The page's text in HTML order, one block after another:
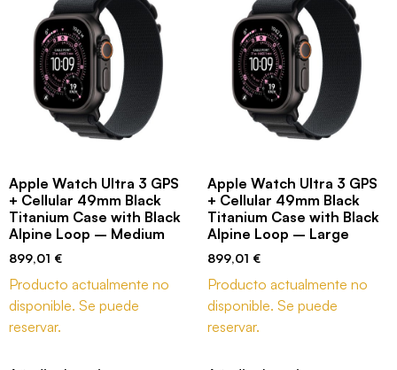
Apple Watch Ultra 3 GPS
+ Cellular 49mm Black
Titanium Case with Black
Alpine Loop – Medium
899,01 €
Producto actualmente no
disponible. Se puede
reservar.
Apple Watch Ultra 3 GPS
+ Cellular 49mm Black
Titanium Case with Black
Alpine Loop – Large
899,01 €
Producto actualmente no
disponible. Se puede
reservar.